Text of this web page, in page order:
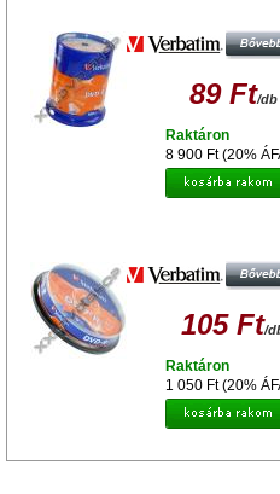
89 Ft/db
8 900 Ft (20%
Raktáron
105 Ft/
1 050 Ft (20%
Raktáron